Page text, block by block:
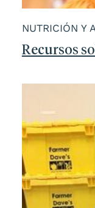
NUTRICIÓN Y
Recursos